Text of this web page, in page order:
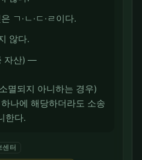
ㄱ·ㄴ·ㄷ·ㄹ이다.
않다.
자산) ―
멸되지 아니하는 경우)
나에 해당하더라도 소송
한다.
센터